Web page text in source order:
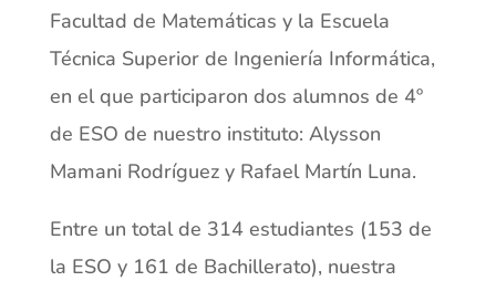
Facultad de Matemáticas y la Escuela
Técnica Superior de Ingeniería Informática,
en el que participaron dos alumnos de 4º
de ESO de nuestro instituto: Alysson
Mamani Rodríguez y Rafael Martín Luna.
Entre un total de 314 estudiantes (153 de
la ESO y 161 de Bachillerato), nuestra